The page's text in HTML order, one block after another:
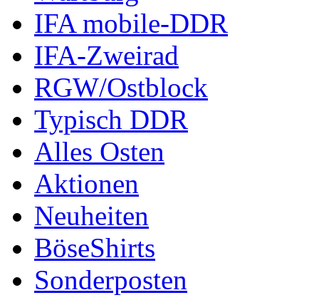
IFA mobile-DDR
IFA-Zweirad
RGW/Ostblock
Typisch DDR
Alles Osten
Aktionen
Neuheiten
BöseShirts
Sonderposten